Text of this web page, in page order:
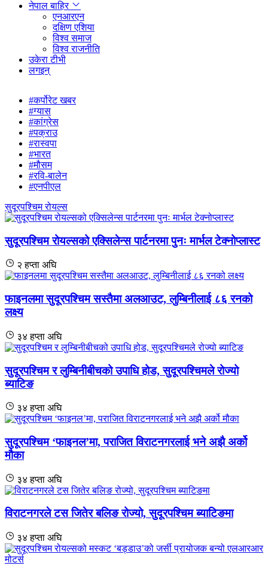
नेपाल बाहिर
एनआरएन
दक्षिण एशिया
विश्व समाज
विश्व राजनीति
उकेरा टीभी
लगइन्
#कर्पोरेट खबर
#ग्यास
#कांग्रेस
#पक्राउ
#रास्वपा
#भारत
#मौसम
#रवि-बालेन
#एनपीएल
सुदूरपश्चिम रोयल्स
सुदूरपश्चिम रोयल्सको एक्सिलेन्स पार्टनरमा पुनः मार्भल टेक्नोप्लास्ट
२ हप्ता अघि
फाइनलमा सुदूरपश्चिम सस्तैमा अलआउट, लुम्बिनीलाई ८६ रनको
लक्ष्य
३४ हप्ता अघि
सुदूरपश्चिम र लुम्बिनीबीचको उपाधि होड, सुदूरपश्चिमले रोज्यो
ब्याटिङ
३४ हप्ता अघि
सुदूरपश्चिम ‘फाइनल’मा, पराजित विराटनगरलाई भने अझै अर्को
मौका
३४ हप्ता अघि
विराटनगरले टस जितेर बलिङ रोज्यो, सुदूरपश्चिम ब्याटिङमा
३४ हप्ता अघि